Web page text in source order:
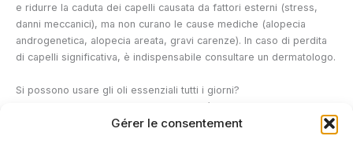
Gérer le consentement
e ridurre la caduta dei capelli causata da fattori esterni (stress,
danni meccanici), ma non curano le cause mediche (alopecia
androgenetica, alopecia areata, gravi carenze). In caso di perdita
di capelli significativa, è indispensabile consultare un dermatologo.
Si possono usare gli oli essenziali tutti i giorni?
No. Un trattamento settimanale con olio è sufficiente e consigliato.
Un uso intensivo quotidiano può saturare il cuoio capelluto e,